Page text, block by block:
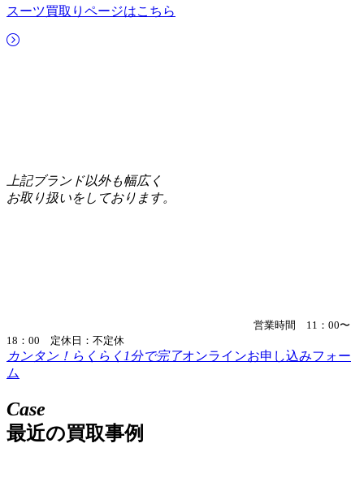
スーツ買取りページはこちら
上記ブランド以外も幅広く
お取り扱いをしております。
営業時間 11：00〜
18：00 定休日：不定休
カンタン！らくらく1分で完了オンラインお申し込みフォー
ム
Case
最近の買取事例